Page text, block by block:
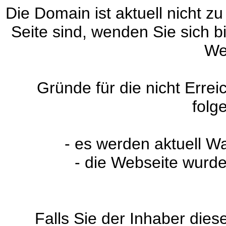
Die Domain ist aktuell nicht
Seite sind, wenden Sie sich
Gründe für die nicht
- es werden aktuell
- die Webseite
Falls Sie der Inhaber